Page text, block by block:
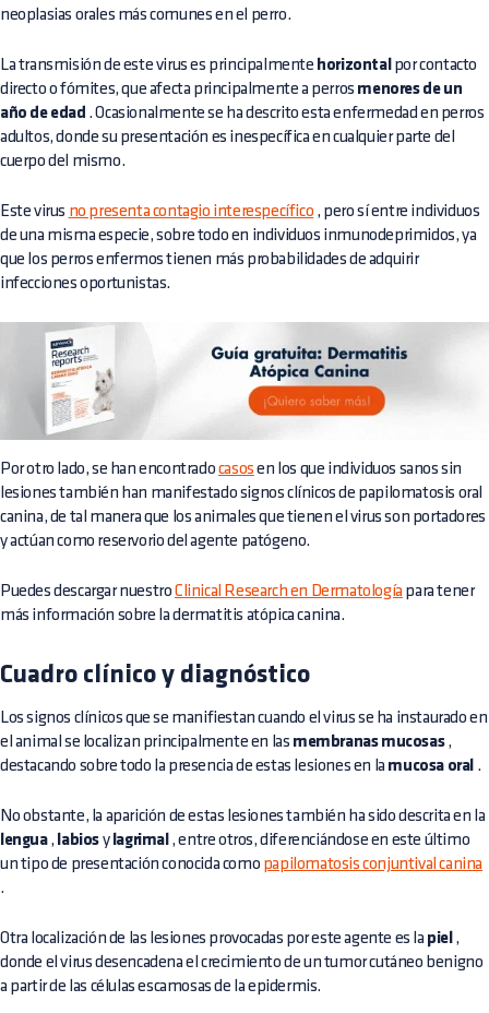
neoplasias orales más comunes en el perro.
La transmisión de este virus es principalmente horizontal por contacto
directo o fómites, que afecta principalmente a perros menores de un
año de edad . Ocasionalmente se ha descrito esta enfermedad en perros
adultos, donde su presentación es inespecífica en cualquier parte del
cuerpo del mismo.
Este virus no presenta contagio interespecífico , pero sí entre individuos
de una misma especie, sobre todo en individuos inmunodeprimidos, ya
que los perros enfermos tienen más probabilidades de adquirir
infecciones oportunistas.
Por otro lado, se han encontrado casos en los que individuos sanos sin
lesiones también han manifestado signos clínicos de papilomatosis oral
canina, de tal manera que los animales que tienen el virus son portadores
y actúan como reservorio del agente patógeno.
Puedes descargar nuestroClinical Research en Dermatología para tener
más información sobre la dermatitis atópica canina.
Cuadro clínico y diagnóstico
Los signos clínicos que se manifiestan cuando el virus se ha instaurado en
el animal se localizan principalmente en las membranas mucosas,
destacando sobre todo la presencia de estas lesiones en la mucosa oral .
No obstante, la aparición de estas lesiones también ha sido descrita en la
lengua, labios y lagrimal , entre otros, diferenciándose en este último
un tipo de presentación conocida como papilomatosis conjuntival canina
.
Otra localización de las lesiones provocadas por este agente es la piel ,
donde el virus desencadena el crecimiento de un tumor cutáneo benigno
a partir de las células escamosas de la epidermis.